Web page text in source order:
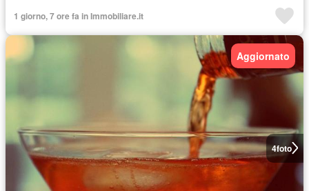
1 giorno, 7 ore fa in Immobiliare.it
4foto
Aggiornato